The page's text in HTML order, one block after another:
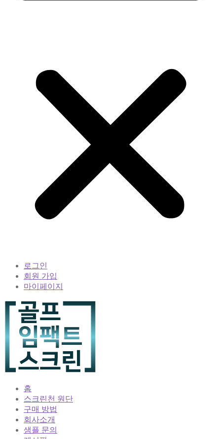
로그인
회원 가입
마이페이지
홈
스크린천 원단
구매 방법
회사소개
샘플 문의